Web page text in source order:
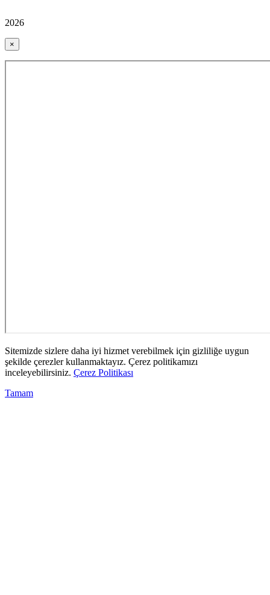
2026
×
Sitemizde sizlere daha iyi hizmet verebilmek için gizliliğe uygun
şekilde çerezler kullanmaktayız. Çerez politikamızı
inceleyebilirsiniz. Çerez Politikası
Tamam